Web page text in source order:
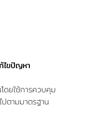
ไขปัญหา
ดยใช้การควบคุม
ปตามมาตรฐาน